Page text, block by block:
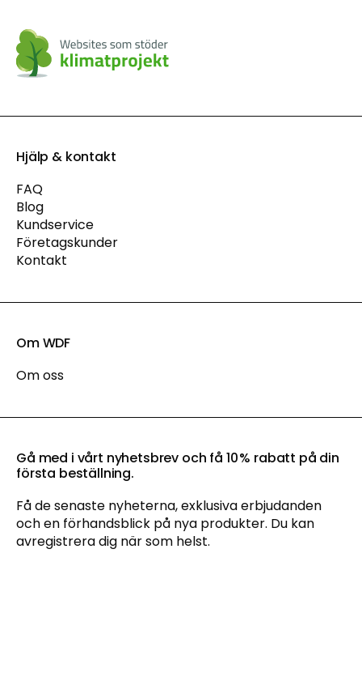
Hjälp & kontakt
FAQ
Blog
Kundservice
Företagskunder
Kontakt
Om WDF
Om oss
Gå med i vårt nyhetsbrev och få 10 % rabatt på din
första beställning.
Få de senaste nyheterna, exklusiva erbjudanden
och en förhandsblick på nya produkter. Du kan
avregistrera dig när som helst.